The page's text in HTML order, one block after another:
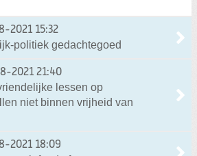
2021 15:32
politiek gedachtegoed
2021 21:40
lessen op
niet binnen vrijheid van
2021 18:09